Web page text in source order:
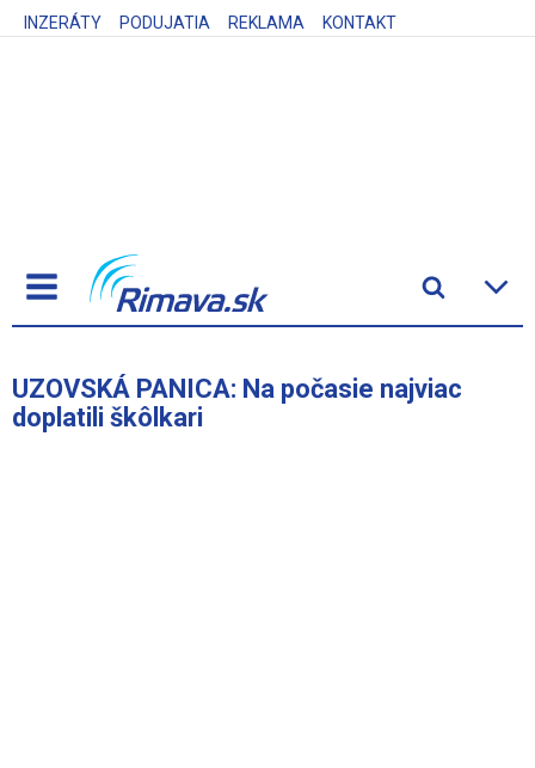
INZERÁTY PODUJATIA REKLAMA KONTAKT
UZOVSKÁ PANICA: Na počasie najviac
doplatili škôlkari